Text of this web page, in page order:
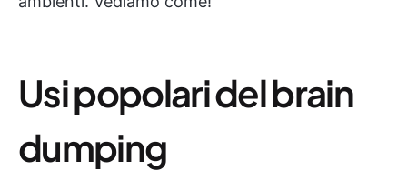
Usi popolari del brain
dumping